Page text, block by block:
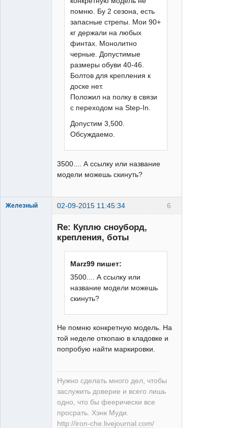
помню. Бу 2 сезона, есть
запасные стрепы. Мои 90+
кг держали на любых
финтах. Монолитно
черные. Допустимые
размеры обуви 40-46.
Болтов для крепления к
доске нет.
Положил на полку в связи
с переходом на Step-In.
Допустим 3,500.
Обсуждаемо.
3500.... А ссылку или название
модели можешь скинуть?
6
Железный 02-09-2015 11:45:34
Re: Куплю сноуборд,
крепления, боты
Marz99 пишет:
3500.... А ссылку или
название модели можешь
скинуть?
Не помню конкретную модель. На
той неделе откопаю в кладовке и
попробую найти маркировки.
Нужно сделать много дел, чтобы
заслужить доверие и всего лишь
одно, что бы феерически все
просрать. Хэнк Муди.
http://iron-che.livejournal.com/